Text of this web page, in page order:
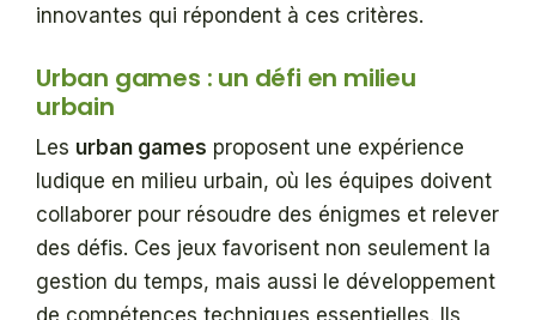
innovantes qui répondent à ces critères.
Urban games : un défi en milieu
urbain
Les urban games proposent une expérience
ludique en milieu urbain, où les équipes doivent
collaborer pour résoudre des énigmes et relever
des défis. Ces jeux favorisent non seulement la
gestion du temps, mais aussi le développement
de compétences techniques essentielles. Ils